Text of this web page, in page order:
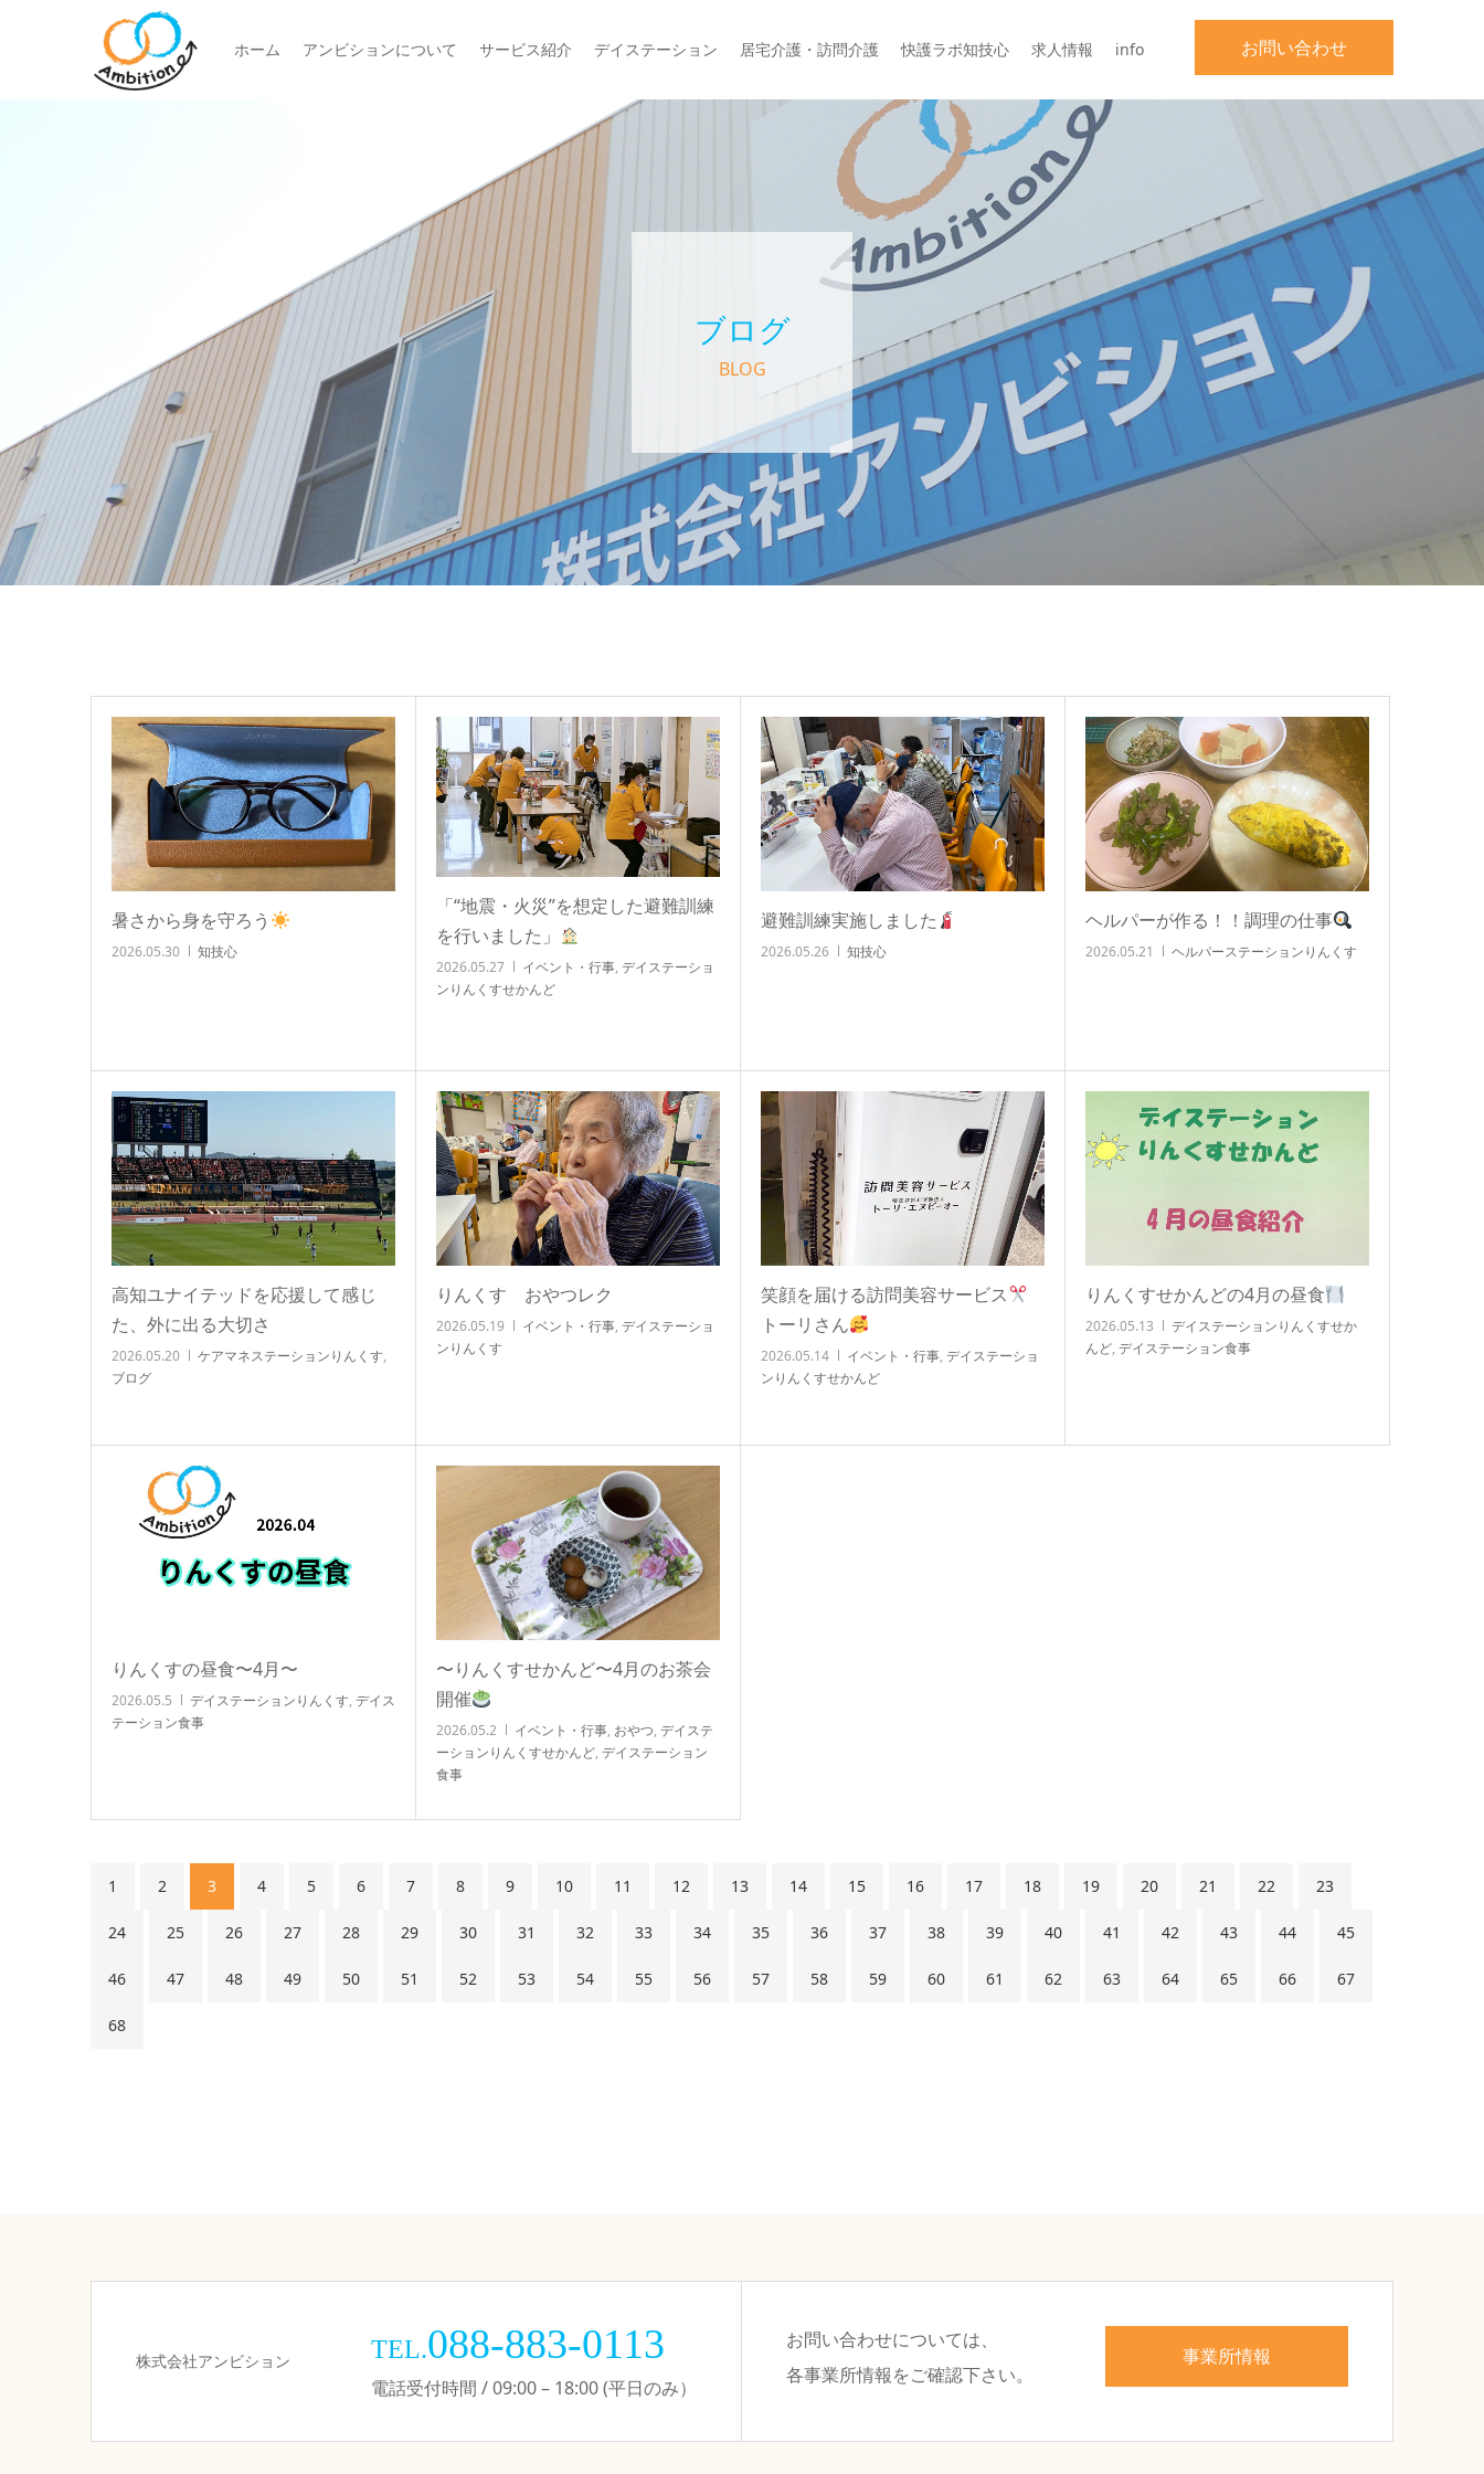
お問い合わせ
ホーム アンビションについて サービス紹介 デイステーション 居宅介護・訪問介護 快護ラボ知技心 求人情報 info
ブログ
BLOG
暑さから身を守ろう
2026.05.30 知技心
「“地震・火災”を想定した避難訓練
を行いました」
2026.05.27 イベント・行事, デイステーショ
ンりんくすせかんど
避難訓練実施しました
2026.05.26 知技心
ヘルパーが作る！！調理の仕事
2026.05.21 ヘルパーステーションりんくす
高知ユナイテッドを応援して感じ
た、外に出る大切さ
2026.05.20 ケアマネステーションりんくす,
ブログ
りんくす おやつレク
2026.05.19 イベント・行事, デイステーショ
ンりんくす
笑顔を届ける訪問美容サービス
トーリさん
2026.05.14 イベント・行事, デイステーショ
ンりんくすせかんど
りんくすせかんどの4月の昼食
2026.05.13
デイステーションりんくすせか
んど, デイステーション食事
りんくすの昼食〜4月〜
2026.05.5 デイステーションりんくす, デイス
テーション食事
〜りんくすせかんど〜4月のお茶会
開催
2026.05.2 イベント・行事, おやつ, デイステ
ーションりんくすせかんど, デイステーション
食事
1 2 3 4 5 6 7 8 9 10 11 12 13 14 15 16 17 18 19 20 21 22 23
24 25 26 27 28 29 30 31 32 33 34 35 36 37 38 39 40 41 42 43 44 45
46 47 48 49 50 51 52 53 54 55 56 57 58 59 60 61 62 63 64 65 66 67
68
株式会社アンビション TEL.088-883-0113
電話受付時間 / 09:00 – 18:00 (平日のみ）
お問い合わせについては、
各事業所情報をご確認下さい。
事業所情報